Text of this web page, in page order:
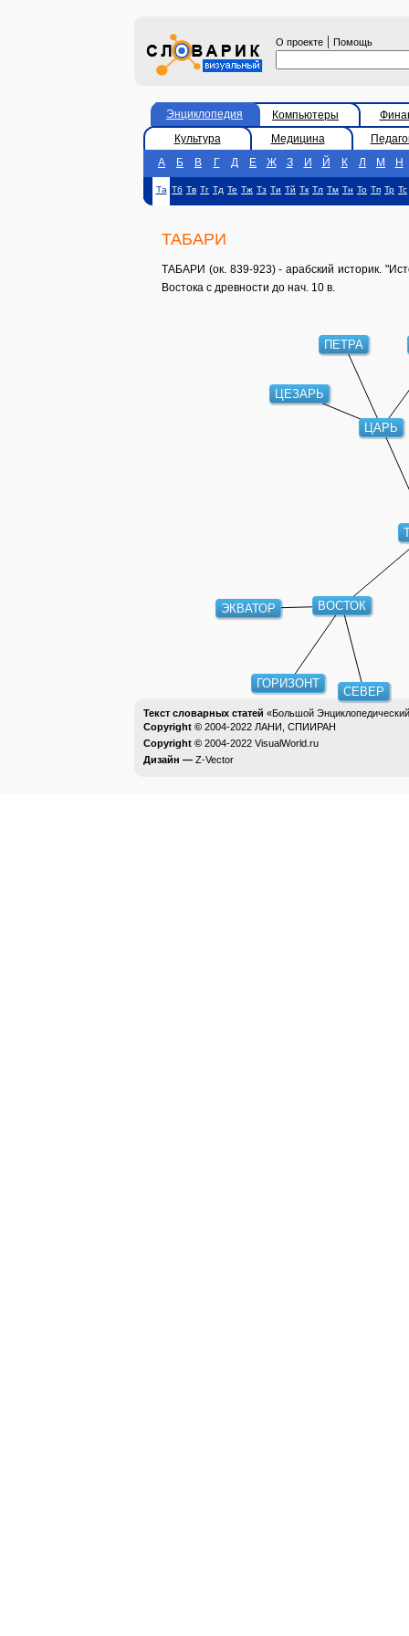
О проекте | Помощь
Энциклопедия Компьютеры
Культура
Медицина
А
Б В Г Д Е Ж З И Й К Л М Н
Та Тб Тв Тг Тд Те Тж Тз Ти Тй Тк Тл Тм Тн То Тп Тр Тс
ТАБАРИ
ТАБАРИ (ок. 839-923) - арабский историк.
Востока с древности до нач. 10 в.
ЦАРЬ
ВОСТОК
ПЕТРА
ЦЕЗАРЬ
ЭКВАТОР
ГОРИЗОНТ
СЕВЕР
Текст словарных статей «Большой
Copyright © 2004-2022 ЛАНИ, СПИИРАН
Copyright © 2004-2022 VisualWorld.ru
Дизайн — Z-Vector